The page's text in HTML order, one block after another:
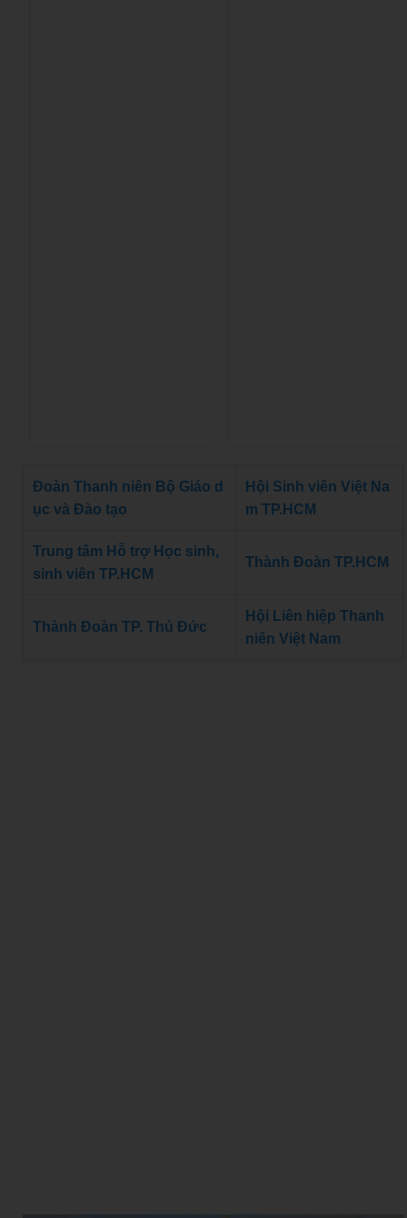
Đoàn Thanh niên Bộ Giáo d
ục và Đào tạo
Hội Sinh viên Việt Na
m TP.HCM
Trung tâm Hỗ trợ Học sinh,
sinh viên TP.HCM
Thành Đoàn TP.HCM
Thành Đoàn TP. Thủ Đức
Hội Liên hiệp Thanh
niên Việt Nam